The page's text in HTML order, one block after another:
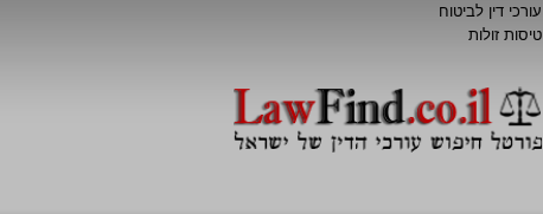
עורכי דין לביטוח
טיסות זולות